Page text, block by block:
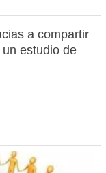
a compartir
estudio de